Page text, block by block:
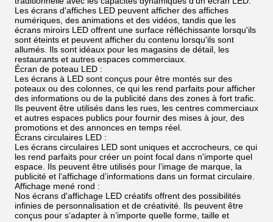
Les écrans d'affiches LED peuvent afficher des affiches
numériques, des animations et des vidéos, tandis que les
écrans miroirs LED offrent une surface réfléchissante lorsqu'ils
sont éteints et peuvent afficher du contenu lorsqu'ils sont
allumés. Ils sont idéaux pour les magasins de détail, les
restaurants et autres espaces commerciaux.
Écran de poteau LED :
Les écrans à LED sont conçus pour être montés sur des
poteaux ou des colonnes, ce qui les rend parfaits pour afficher
des informations ou de la publicité dans des zones à fort trafic.
Ils peuvent être utilisés dans les rues, les centres commerciaux
et autres espaces publics pour fournir des mises à jour, des
promotions et des annonces en temps réel.
Écrans circulaires LED :
Les écrans circulaires LED sont uniques et accrocheurs, ce qui
les rend parfaits pour créer un point focal dans n'importe quel
espace. Ils peuvent être utilisés pour l’image de marque, la
publicité et l’affichage d’informations dans un format circulaire.
Affichage mené rond :
Nos écrans d'affichage LED créatifs offrent des possibilités
infinies de personnalisation et de créativité. Ils peuvent être
conçus pour s’adapter à n’importe quelle forme, taille et